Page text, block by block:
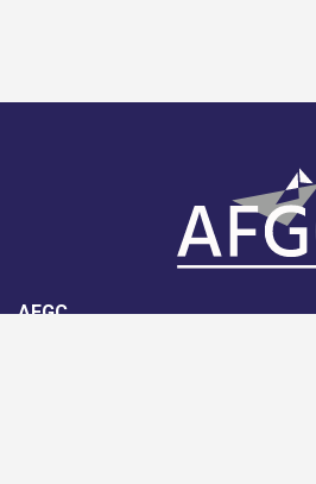
AFGC